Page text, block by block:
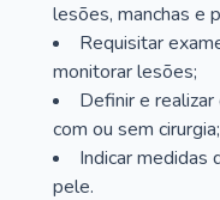
lesões, manchas e
Requisitar
monitorar lesões;
Definir e
com ou sem cirurgia;
Indicar medidas
pele.